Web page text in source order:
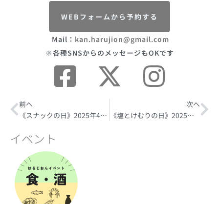
WEBフォームから予約する
Mail： kan.harujion@gmail.com
※各種SNSからのメッセージもOKです
Prev
前へ
《スナックの日》2025年4月7日(月)
次へ
《塩とけむりの日》2025年4月19日(土)
イベント